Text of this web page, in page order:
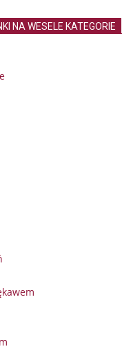
NA WESELE KATEGORIE